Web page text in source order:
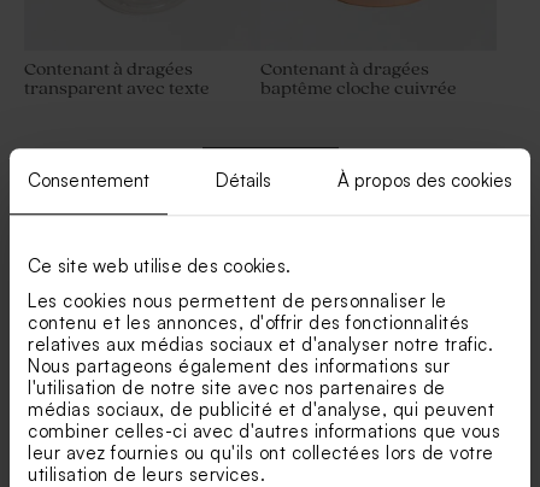
Consentement Détails À propos des cookies
Ce site web utilise des cookies.
Les cookies nous permettent de personnaliser le
contenu et les annonces, d'offrir des fonctionnalités
relatives aux médias sociaux et d'analyser notre trafic.
Nous partageons également des informations sur
l'utilisation de notre site avec nos partenaires de
médias sociaux, de publicité et d'analyse, qui peuvent
combiner celles-ci avec d'autres informations que vous
leur avez fournies ou qu'ils ont collectées lors de votre
utilisation de leurs services.
Contenant à dragées
transparent avec texte
Contenant à dragées
baptême cloche cuivrée
Contenant à dragées
transparent avec photo
Voir +
Nos clients ont aussi aimé...